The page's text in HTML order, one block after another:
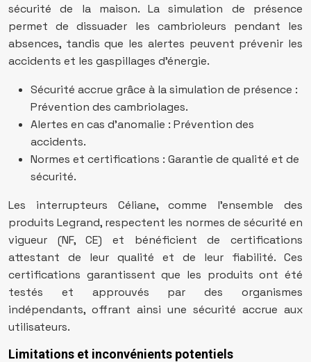
sécurité de la maison. La simulation de présence
permet de dissuader les cambrioleurs pendant les
absences, tandis que les alertes peuvent prévenir les
accidents et les gaspillages d’énergie.
Sécurité accrue grâce à la simulation de présence :
Prévention des cambriolages.
Alertes en cas d’anomalie : Prévention des
accidents.
Normes et certifications : Garantie de qualité et de
sécurité.
Les interrupteurs Céliane, comme l’ensemble des
produits Legrand, respectent les normes de sécurité en
vigueur (NF, CE) et bénéficient de certifications
attestant de leur qualité et de leur fiabilité. Ces
certifications garantissent que les produits ont été
testés et approuvés par des organismes
indépendants, offrant ainsi une sécurité accrue aux
utilisateurs.
Limitations et inconvénients potentiels